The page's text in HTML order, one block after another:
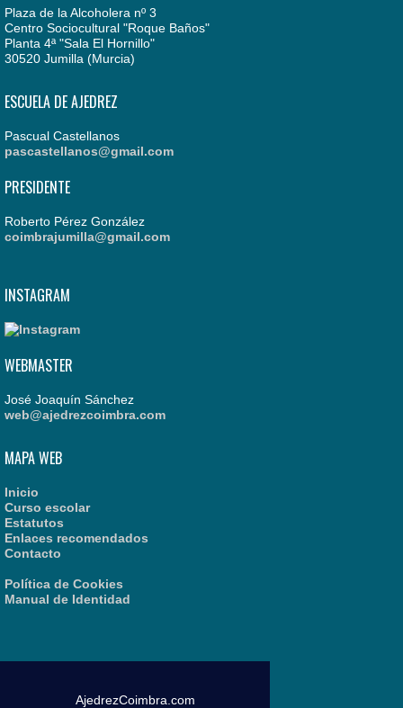
Plaza de la Alcoholera nº 3
Centro Sociocultural "Roque Baños"
Planta 4ª "Sala El Hornillo"
30520 Jumilla (Murcia)
ESCUELA DE AJEDREZ
Pascual Castellanos
pascastellanos@gmail.com
PRESIDENTE
Roberto Pérez González
coimbrajumilla@gmail.com
INSTAGRAM
WEBMASTER
José Joaquín Sánchez
web@ajedrezcoimbra.com
MAPA WEB
Inicio
Curso escolar
Estatutos
Enlaces recomendados
Contacto
Política de Cookies
Manual de Identidad
AjedrezCoimbra.com